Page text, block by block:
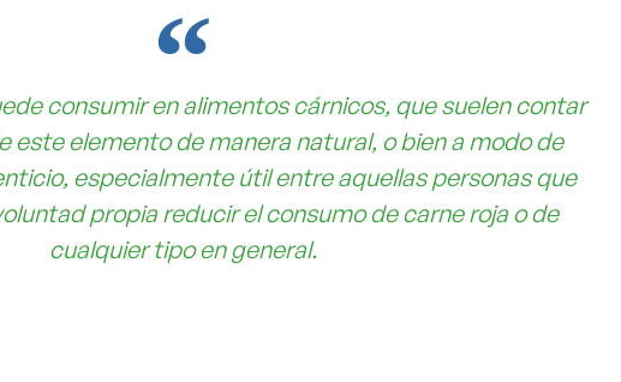
consumir en alimentos cárnicos, que suelen contar
este elemento de manera natural, o bien a modo de
especialmente útil entre aquellas personas que
propia reducir el consumo de carne roja o de
cualquier tipo en general.